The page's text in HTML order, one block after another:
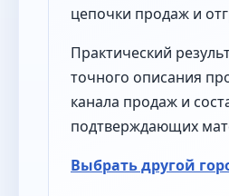
цепочки продаж и
Практический
точного описания
канала продаж и
подтверждающих
Выбрать другой